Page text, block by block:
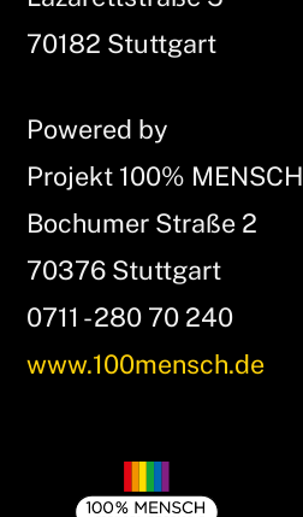
70182 Stuttgart
Powered by
Projekt 100% MENSCH
Bochumer Straße 2
70376 Stuttgart
0711 - 280 70 240
www.100mensch.de